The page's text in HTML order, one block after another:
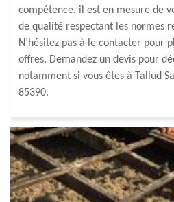
compétence, il est en mesure de
de qualité respectant les normes
N’hésitez pas à le contacter pour
offres. Demandez un devis pour
notamment si vous êtes à Tallud
85390.